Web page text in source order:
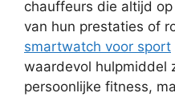
chauffeurs die altijd
van hun prestaties of
smartwatch voor sport
waardevol hulpmiddel
persoonlijke fitness,